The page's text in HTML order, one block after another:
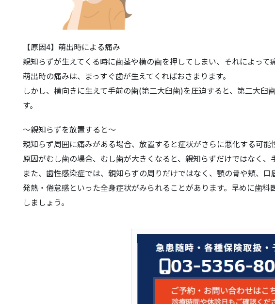
【原因4】萌出時による痛み
親知らずが生えてくる時に歯茎や横の歯を押してしまい、それによって
萌出時の痛みは、まっすぐ歯が生えてくればおさまります。
しかし、横向きに生えて手前の歯(第二大臼歯)を圧迫すると、第二大臼
す。
〜親知らずを放置すると〜
親知らず周囲に痛みがある場合、放置すると症状がさらに悪化する可能
原因がむし歯の場合、むし歯が大きくなると、親知らずだけではなく、
また、歯性感染症では、親知らずの周りだけではなく、顎の骨や頬、
発熱・倦怠感といった全身症状がみられることがあります。早めに歯
しましょう。